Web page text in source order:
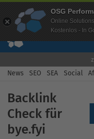
Free Checks
News SEO SEA Social
Backlink
Check für
bye.fyi
OSG
Online
Kostenlos - In